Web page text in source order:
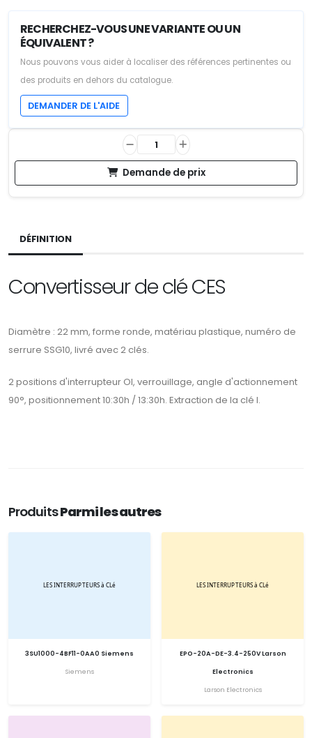
RECHERCHEZ-VOUS UNE VARIANTE OU UN
ÉQUIVALENT ?
Nous pouvons vous aider à localiser des références pertinentes ou
des produits en dehors du catalogue.
DEMANDER DE L'AIDE
Demande de prix
DÉFINITION
Convertisseur de clé CES
Diamètre : 22 mm, forme ronde, matériau plastique, numéro de
serrure SSG10, livré avec 2 clés.
2 positions d'interrupteur OI, verrouillage, angle d'actionnement
90°, positionnement 10:30h / 13:30h. Extraction de la clé I.
ProduitsParmi les autres
3SU1000-4BF11-0AA0 Siemens
Siemens
EPO-20A-DE-3.4-250V Larson
Electronics
Larson Electronics